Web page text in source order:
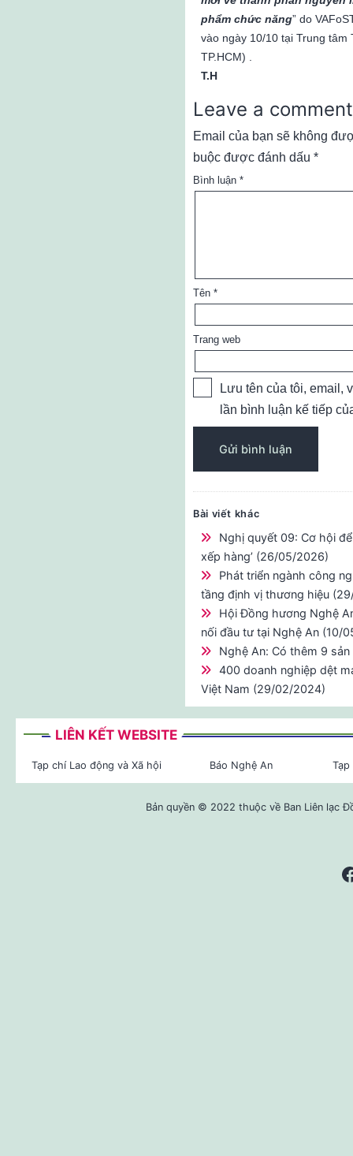
phẩm chức năng” do
vào ngày 10/10 tại Trung tâm
TP.HCM) .
T.H
Leave a comment
Email của bạn sẽ không
buộc được đánh dấu *
Bình luận *
Tên *
Trang web
Lưu tên của tôi, email,
lần bình luận kế tiếp
Bài viết khác
Nghị quyết 09: Cơ hội
xếp hàng’ (26/05/2026)
Phát triển ngành công
tầng định vị thương hiệu
Hội Đồng hương Nghệ
nối đầu tư tại Nghệ An (10/
Nghệ An: Có thêm 9
400 doanh nghiệp dệt
Việt Nam (29/02/2024)
LIÊN KẾT WEBSITE
Tạp chí Lao động và Xã hội Báo Nghệ An
Bản quyền © 2022 thuộc về Ban Liên lạc